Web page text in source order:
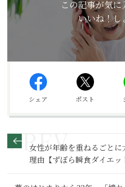
この記事が気に
いいね！し
シェア ポスト
女性が年齢を重ねるごと
理由【ずぼら瞬食ダイエッ